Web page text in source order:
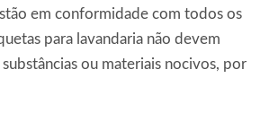
em conformidade com todos os
para lavandaria não devem
ou materiais nocivos, por